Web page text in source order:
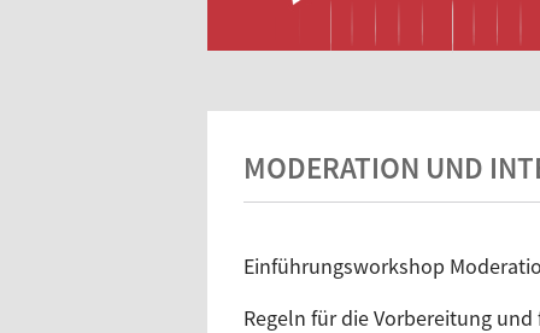
MODERATION UND
Einführungsworkshop
Regeln für die Vorbereitung